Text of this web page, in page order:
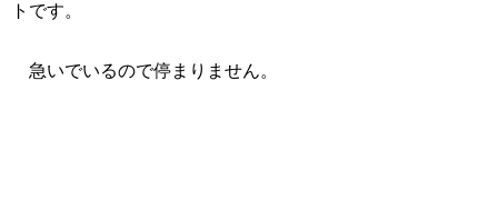
トです。
急いでいるので停まりません。